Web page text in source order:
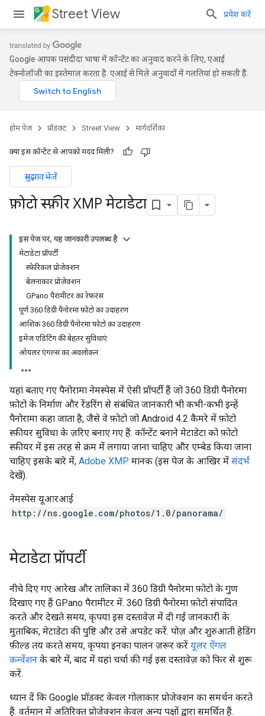
Street View प्रवेश करें
Google आपकी पसंदीदा भाषा में कॉन्टेंट का अनुवाद करने के लिए, एआई
टेक्नोलॉजी का इस्तेमाल करता है. एआई से मिले अनुवादों में गलतियां हो सकती हैं.
होम पेज प्रॉडक्ट Street View मार्गदर्शिका
क्या इस कॉन्टेंट से आपको मदद मिली?
सुझाव भेजें
फ़ोटो स्फ़ीर XMP मेटाडेटा
इस पेज पर, यह जानकारी उपलब्ध है
मेटाडेटा प्रॉपर्टी
स्फ़ेरिकल प्रोजेक्शन
बेलनाकार प्रोजेक्शन
GPano पैरामीटर का रेफ़रंस
पूर्ण 360 डिग्री पैनोरमा फ़ोटो का उदाहरण
आंशिक 360 डिग्री पैनोरमा फ़ोटो का उदाहरण
इमेज एडिटिंग की बेहतर सुविधाएं
ओयलर एंगल्स का अवलोकन
यहां बताए गए पैनोरामा नेमस्पेस में ऐसी प्रॉपर्टी हैं जो 360 डिग्री पैनोरमा
फ़ोटो के निर्माण और रेंडरिंग से संबंधित जानकारी भी कभी-कभी इन्हें
पैनोरामा कहा जाता है, जैसे वे फ़ोटो जो Android 4.2 कैमरे में फ़ोटो
स्फ़ीयर सुविधा के ज़रिए बनाए गए हैं. कॉन्टेंट बनाने मेटाडेटा को फ़ोटो
स्फ़ीयर में इस तरह से क्रम में लगाया जाना चाहिए और एम्बेड किया जाना
चाहिए इसके बारे में, Adobe XMP मानक (इस पेज के आखिर में संदर्भ
देखें).
नेमस्पेस यूआरआई
http://ns.google.com/photos/1.0/panorama/
मेटाडेटा प्रॉपर्टी
नीचे दिए गए आरेख और तालिका में 360 डिग्री पैनोरमा फ़ोटो के गुण
दिखाए गए हैं GPano पैरामीटर में. 360 डिग्री पैनोरमा फ़ोटो संपादित
करते और देखते समय, कृपया इस दस्तावेज़ में दी गई जानकारी के
मुताबिक, मेटाडेटा की पुष्टि और उसे अपडेट करें. पोज़ और शुरुआती हेडिंग
फ़ील्ड तय करते समय, कृपया इनका पालन ज़रूर करें यूलर ऐंगल
कन्वेंशन के बारे में, बाद में यहां चर्चा की गई इस दस्तावेज़ को फिर से शुरू
करें.
ध्यान दें कि Google प्रॉडक्ट केवल गोलाकार प्रोजेक्शन का समर्थन करते
हैं. वर्तमान में अतिरिक्त प्रोजेक्शन केवल अन्य पक्षों द्वारा समर्थित हैं.